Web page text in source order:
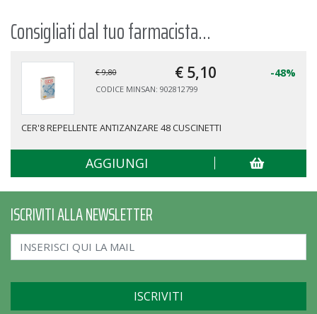
Consigliati dal tuo farmacista...
€ 9,80 € 5,10 -48%
CODICE MINSAN: 902812799
CER'8 REPELLENTE ANTIZANZARE 48 CUSCINETTI
AGGIUNGI
ISCRIVITI ALLA NEWSLETTER